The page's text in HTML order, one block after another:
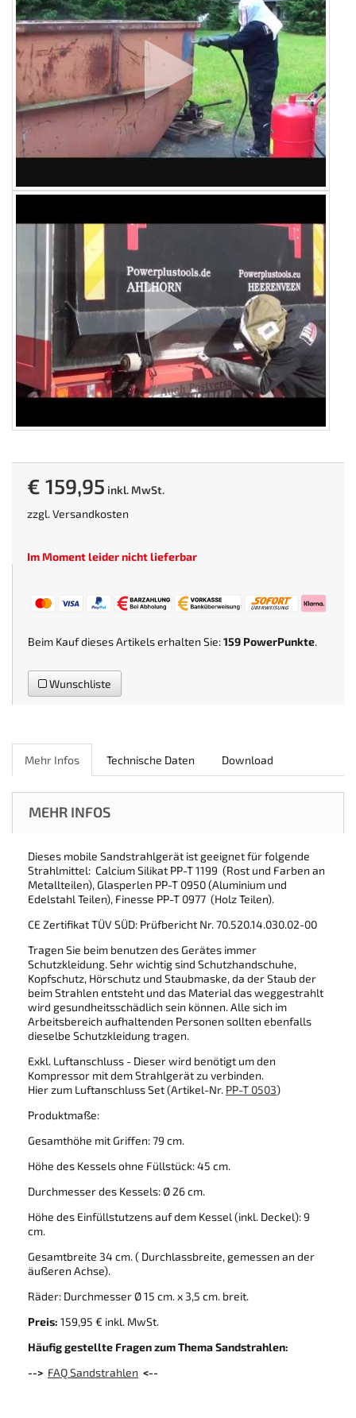
€ 159,95 inkl. MwSt.
zzgl.Versandkosten
Im Moment leider nicht lieferbar
Beim Kauf dieses Artikels erhalten Sie:159 PowerPunkte.
Wunschliste
Mehr Infos Technische Daten Download
MEHR INFOS
Dieses mobile Sandstrahlgerät ist geeignet für folgende
Strahlmittel: Calcium Silikat PP-T 1199 (Rost und Farben an
Metallteilen), Glasperlen PP-T 0950 (Aluminium und
Edelstahl Teilen), Finesse PP-T 0977 (Holz Teilen).
CE Zertifikat TÜV SÜD: Prüfbericht Nr. 70.520.14.030.02-00
Tragen Sie beim benutzen des Gerätes immer
Schutzkleidung. Sehr wichtig sind Schutzhandschuhe,
Kopfschutz, Hörschutz und Staubmaske, da der Staub der
beim Strahlen entsteht und das Material das weggestrahlt
wird gesundheitsschädlich sein können. Alle sich im
Arbeitsbereich aufhaltenden Personen sollten ebenfalls
dieselbe Schutzkleidung tragen.
Exkl. Luftanschluss - Dieser wird benötigt um den
Kompressor mit dem Strahlgerät zu verbinden.
Hier zum Luftanschluss Set (Artikel-Nr. PP-T 0503)
Produktmaße:
Gesamthöhe mit Griffen: 79 cm.
Höhe des Kessels ohne Füllstück: 45 cm.
Durchmesser des Kessels: Ø 26 cm.
Höhe des Einfüllstutzens auf dem Kessel (inkl. Deckel): 9
cm.
Gesamtbreite 34 cm. ( Durchlassbreite, gemessen an der
äußeren Achse).
Räder: Durchmesser Ø 15 cm. x 3,5 cm. breit.
Preis: 159,95 € inkl. MwSt.
Häufig gestellte Fragen zum Thema Sandstrahlen:
--> FAQ Sandstrahlen <--